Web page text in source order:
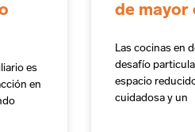
es
en
de mayor
Las cocinas en
desafío
espacio
cuidadosa y un